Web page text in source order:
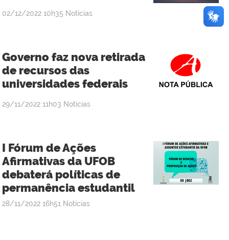
publicado
02/12/2022 10h35 Notícias
Governo faz nova retirada
de recursos das
universidades federais
publicado
29/11/2022 11h03 Notícias
I Fórum de Ações
Afirmativas da UFOB
debaterá políticas de
permanência estudantil
publicado
28/11/2022 16h51 Notícias